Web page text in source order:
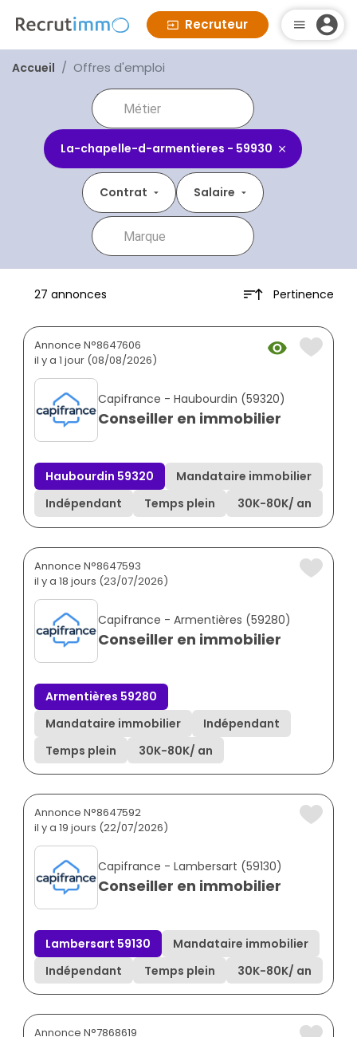
Recruteur
Accueil Offres d'emploi
La-chapelle-d-armentieres - 59930
Contrat Salaire
27 annonces Pertinence
Annonce N°8647606
il y a 1 jour (08/08/2026)
Capifrance - Haubourdin (59320)
Conseiller en immobilier
Haubourdin 59320
Mandataire immobilier
Indépendant
Temps plein 30K-80K/ an
Annonce N°8647593
il y a 18 jours (23/07/2026)
Capifrance - Armentières (59280)
Conseiller en immobilier
Armentières 59280
Mandataire immobilier
Indépendant
Temps plein
30K-80K/ an
Annonce N°8647592
il y a 19 jours (22/07/2026)
Capifrance - Lambersart (59130)
Conseiller en immobilier
Lambersart 59130
Mandataire immobilier
Indépendant
Temps plein 30K-80K/ an
Annonce N°7868619